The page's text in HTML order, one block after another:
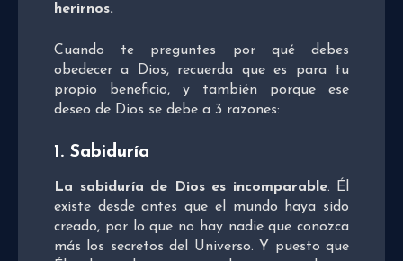
herirnos.
Cuando te preguntes por qué debes
obedecer a Dios, recuerda que es para tu
propio beneficio, y también porque ese
deseo de Dios se debe a 3 razones:
1. Sabiduría
La sabiduría de Dios es incomparable. Él
existe desde antes que el mundo haya sido
creado, por lo que no hay nadie que conozca
más los secretos del Universo. Y puesto que